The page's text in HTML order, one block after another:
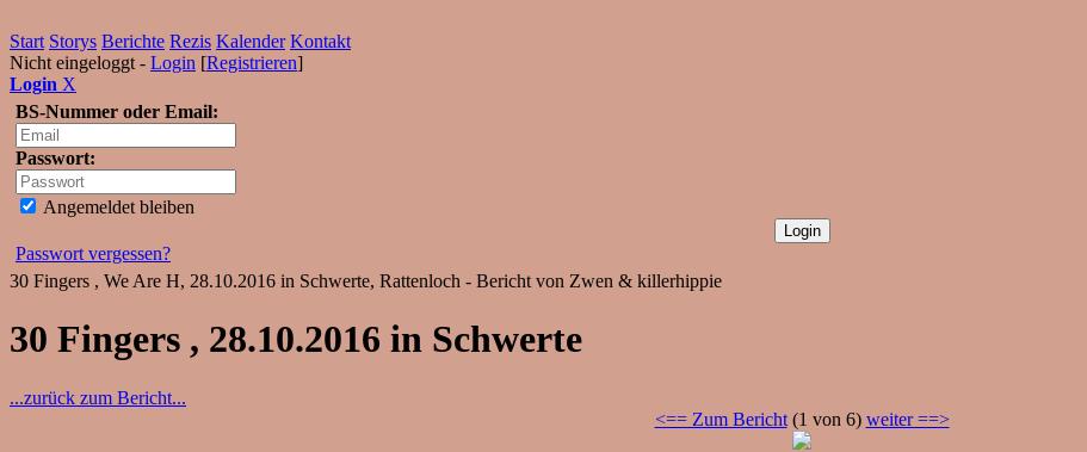
Start Storys Berichte Rezis Kalender Kontakt
Nicht eingeloggt - Login [Registrieren]
Login X
BS-Nummer oder Email:
Passwort:
Angemeldet bleiben
Passwort vergessen?
30 Fingers , We Are H, 28.10.2016 in Schwerte, Rattenloch - Bericht von Zwen & killerhippie
30 Fingers , 28.10.2016 in Schwerte
...zurück zum Bericht...
<== Zum Bericht(1 von 6) weiter ==>